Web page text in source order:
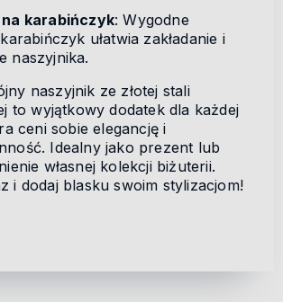
karabińczyk: Wygodne
ułatwia zakładanie i
naszyjnika.
naszyjnik ze złotej stali
to wyjątkowy dodatek dla każdej
ceni sobie elegancję i
Idealny jako prezent lub
własnej kolekcji biżuterii.
i dodaj blasku swoim stylizacjom!